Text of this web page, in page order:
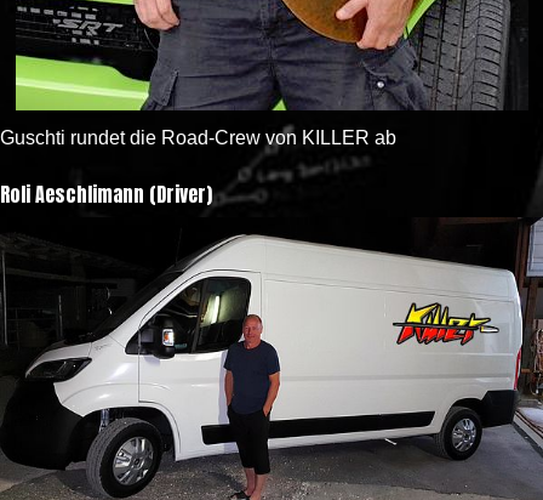
Guschti rundet die Road-Crew von KILLER ab
Roli Aeschlimann (Driver)